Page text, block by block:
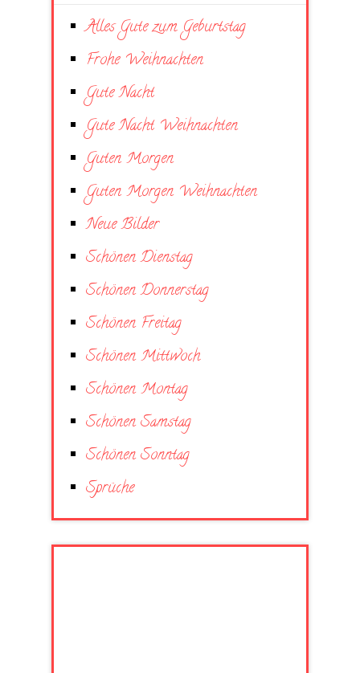
Alles Gute zum Geburtstag
Frohe Weihnachten
Gute Nacht
Gute Nacht Weihnachten
Guten Morgen
Guten Morgen Weihnachten
Neue Bilder
Schönen Dienstag
Schönen Donnerstag
Schönen Freitag
Schönen Mittwoch
Schönen Montag
Schönen Samstag
Schönen Sonntag
Sprüche